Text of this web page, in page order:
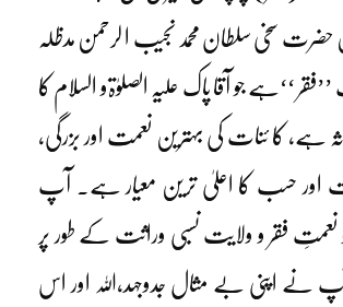
حضرت سخی سلطان محمد نجیب ا لرحمن مدظلہ
‘‘ہے جو آقا پاک علیہ الصلوٰۃو السلام کا
ہے، کا ئنات کی بہترین نعمت اور بزرگی،
اور حسب کا اعلیٰ ترین معیار ہے۔ آپ
نعمتِ فقر و ولایت نسبی وراثت کے طور پر
نے اپنی بے مثال جدوجہد،اللہ اور اس